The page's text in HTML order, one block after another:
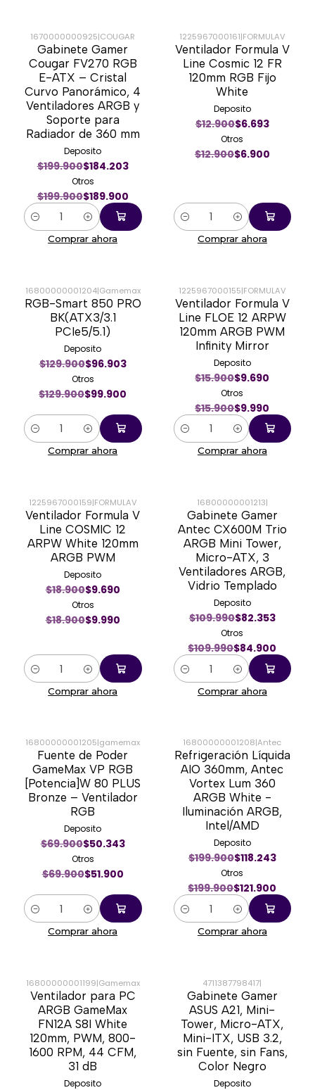
-5%
1670000000925|COUGAR
Gabinete Gamer
Cougar FV270 RGB
E-ATX – Cristal
Curvo Panorámico, 4
Ventiladores ARGB y
Soporte para
Radiador de 360 mm
Deposito
$199.900$184.203
Otros
$199.900$189.900
Cantidad
Comprar ahora
-47%
1225967000161|FORMULAV
Ventilador Formula V
Line Cosmic 12 FR
120mm RGB Fijo
White
Deposito
$12.900$6.693
Otros
$12.900$6.900
Cantidad
Comprar ahora
-23%
16800000001204|Gamemax
RGB-Smart 850 PRO
BK(ATX3/3.1
PCIe5/5.1)
Deposito
$129.900$96.903
Otros
$129.900$99.900
Cantidad
Comprar ahora
-37%
1225967000155|FORMULAV
Ventilador Formula V
Line FLOE 12 ARPW
120mm ARGB PWM
Infinity Mirror
Deposito
$15.900$9.690
Otros
$15.900$9.990
Cantidad
Comprar ahora
-47%
1225967000159|FORMULAV
Ventilador Formula V
Line COSMIC 12
ARPW White 120mm
ARGB PWM
Deposito
$18.900$9.690
Otros
$18.900$9.990
Cantidad
Comprar ahora
-23%
16800000001213|
Gabinete Gamer
Antec CX600M Trio
ARGB Mini Tower,
Micro-ATX, 3
Ventiladores ARGB,
Vidrio Templado
Deposito
$109.990$82.353
Otros
$109.990$84.900
Cantidad
Comprar ahora
-26%
16800000001205|gamemax
Fuente de Poder
GameMax VP RGB
[Potencia]W 80 PLUS
Bronze – Ventilador
RGB
Deposito
$69.900$50.343
Otros
$69.900$51.900
Cantidad
Comprar ahora
-39%
16800000001208|Antec
Refrigeración Líquida
AIO 360mm, Antec
Vortex Lum 360
ARGB White -
Iluminación ARGB,
Intel/AMD
Deposito
$199.900$118.243
Otros
$199.900$121.900
Cantidad
Comprar ahora
-39%
16800000001199|Gamemax
Ventilador para PC
ARGB GameMax
FN12A S8I White
120mm, PWM, 800-
1600 RPM, 44 CFM,
31 dB
Deposito
-29%
4711387798417|
Gabinete Gamer
ASUS A21, Mini-
Tower, Micro-ATX,
Mini-ITX, USB 3.2,
sin Fuente, sin Fans,
Color Negro
Deposito